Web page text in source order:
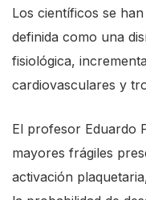
Los científicos se
definida como una
fisiológica,
cardiovasculares y
El profesor Eduardo
mayores frágiles
activación